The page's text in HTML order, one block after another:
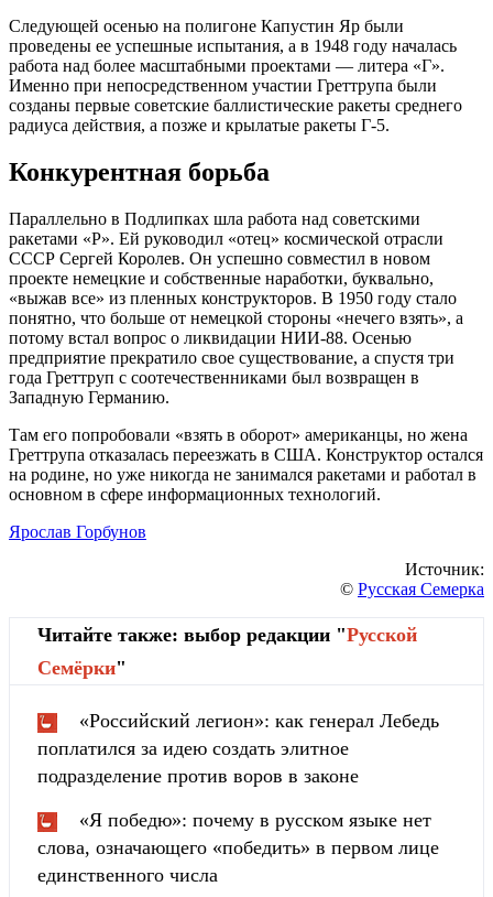
Следующей осенью на полигоне Капустин Яр были
проведены ее успешные испытания, а в 1948 году началась
работа над более масштабными проектами — литера «Г».
Именно при непосредственном участии Греттрупа были
созданы первые советские баллистические ракеты среднего
радиуса действия, а позже и крылатые ракеты Г-5.
Конкурентная борьба
Параллельно в Подлипках шла работа над советскими
ракетами «Р». Ей руководил «отец» космической отрасли
СССР Сергей Королев. Он успешно совместил в новом
проекте немецкие и собственные наработки, буквально,
«выжав все» из пленных конструкторов. В 1950 году стало
понятно, что больше от немецкой стороны «нечего взять», а
потому встал вопрос о ликвидации НИИ-88. Осенью
предприятие прекратило свое существование, а спустя три
года Греттруп с соотечественниками был возвращен в
Западную Германию.
Там его попробовали «взять в оборот» американцы, но жена
Греттрупа отказалась переезжать в США. Конструктор остался
на родине, но уже никогда не занимался ракетами и работал в
основном в сфере информационных технологий.
Ярослав Горбунов
Источник:
© Русская Семерка
Читайте также: выбор редакции "Русской
Cемёрки"
«Российский легион»: как генерал Лебедь
поплатился за идею создать элитное
подразделение против воров в законе
«Я победю»: почему в русском языке нет
слова, означающего «победить» в первом лице
единственного числа